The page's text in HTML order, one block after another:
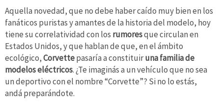
Aquella novedad, que no debe haber caído muy bien en los
fanáticos puristas y amantes de la historia del modelo, hoy
tiene su correlatividad con los rumoresque circulan en
Estados Unidos, y que hablan de que, en el ámbito
ecológico,Corvettepasaría a constituiruna familia de
modelos eléctricos. ¿Te imaginás a un vehículo que no sea
un deportivo con el nombre “Corvette”? Si no lo estás,
andá preparándote.